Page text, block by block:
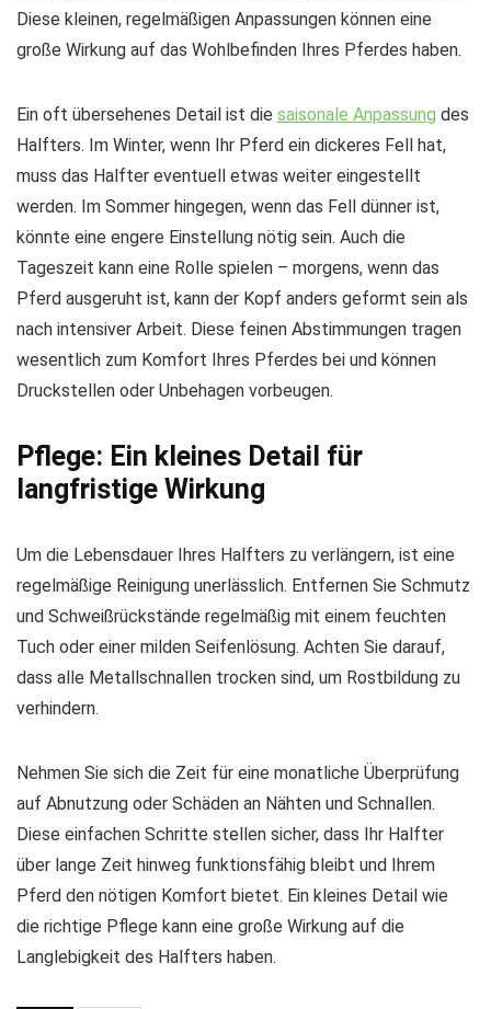
Diese kleinen, regelmäßigen Anpassungen können eine
große Wirkung auf das Wohlbefinden Ihres Pferdes haben.
Ein oft übersehenes Detail ist die saisonale Anpassung des
Halfters. Im Winter, wenn Ihr Pferd ein dickeres Fell hat,
muss das Halfter eventuell etwas weiter eingestellt
werden. Im Sommer hingegen, wenn das Fell dünner ist,
könnte eine engere Einstellung nötig sein. Auch die
Tageszeit kann eine Rolle spielen – morgens, wenn das
Pferd ausgeruht ist, kann der Kopf anders geformt sein als
nach intensiver Arbeit. Diese feinen Abstimmungen tragen
wesentlich zum Komfort Ihres Pferdes bei und können
Druckstellen oder Unbehagen vorbeugen.
Pflege: Ein kleines Detail für
langfristige Wirkung
Um die Lebensdauer Ihres Halfters zu verlängern, ist eine
regelmäßige Reinigung unerlässlich. Entfernen Sie Schmutz
und Schweißrückstände regelmäßig mit einem feuchten
Tuch oder einer milden Seifenlösung. Achten Sie darauf,
dass alle Metallschnallen trocken sind, um Rostbildung zu
verhindern.
Nehmen Sie sich die Zeit für eine monatliche Überprüfung
auf Abnutzung oder Schäden an Nähten und Schnallen.
Diese einfachen Schritte stellen sicher, dass Ihr Halfter
über lange Zeit hinweg funktionsfähig bleibt und Ihrem
Pferd den nötigen Komfort bietet. Ein kleines Detail wie
die richtige Pflege kann eine große Wirkung auf die
Langlebigkeit des Halfters haben.